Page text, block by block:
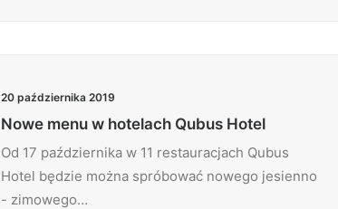
20 października 2019
Nowe menu w hotelach Qubus Hotel
Od 17 października w 11 restauracjach Qubus
Hotel będzie można spróbować nowego jesienno
- zimowego…